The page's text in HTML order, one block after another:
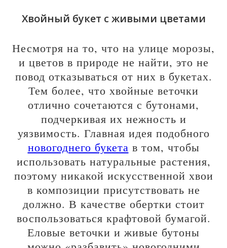
Хвойный букет с живыми цветами
Несмотря на то, что на улице морозы,
и цветов в природе не найти, это не
повод отказываться от них в букетах.
Тем более, что хвойные веточки
отлично сочетаются с бутонами,
подчеркивая их нежность и
уязвимость. Главная идея подобного
новогоднего букета в том, чтобы
использовать натуральные растения,
поэтому никакой искусственной хвои
в композиции присутствовать не
должно. В качестве обертки стоит
воспользоваться крафтовой бумагой.
Еловые веточки и живые бутоны